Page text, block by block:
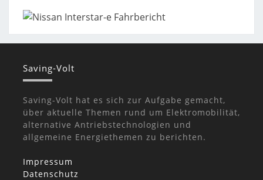
Saving-Volt
Saving-Volt hat es sich zur Aufgabe gemacht,
über aktuelle Themen rund um Elektromobilität,
alternative Antriebstechnologien und
allgemeine Energiethemen zu berichten.
Impressum
Datenschutz